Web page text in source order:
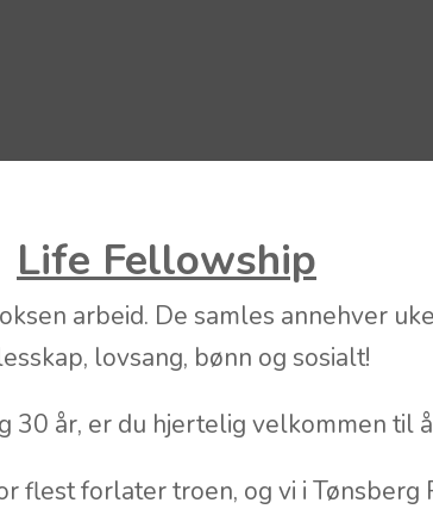
Life Fellowship
arbeid. De samles annehver
lovsang, bønn og sosialt!
30 år, er du hjertelig velkommen til
flest forlater troen, og vi i Tønsberg